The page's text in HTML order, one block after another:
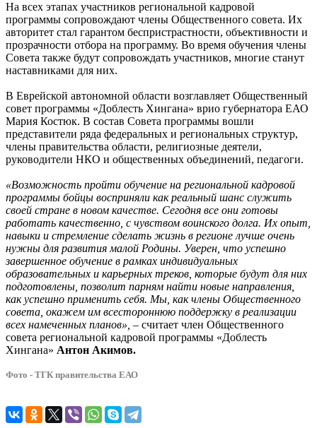
На всех этапах участников региональной кадровой
программы сопровождают члены Общественного совета. Их
авторитет стал гарантом беспристрастности, объективности и
прозрачности отбора на программу. Во время обучения члены
Совета также будут сопровождать участников, многие станут
наставниками для них.
В Еврейской автономной области возглавляет Общественный
совет программы «Доблесть Хингана» врио губернатора ЕАО
Мария Костюк. В состав Совета программы вошли
представители ряда федеральных и региональных структур,
члены правительства области, религиозные деятели,
руководители НКО и общественных объединений, педагоги.
«Возможность пройти обучение на региональной кадровой
программы бойцы восприняли как реальный шанс служить
своей стране в новом качестве. Сегодня все они готовы
работать качественно, с чувством воинского долга. Их опыт,
навыки и стремление сделать жизнь в регионе лучше очень
нужны для развития малой Родины. Уверен, что успешно
завершенное обучение в рамках индивидуальных
образовательных и карьерных треков, которые будут для них
подготовлены, позволит парням найти новые направления,
как успешно применить себя. Мы, как члены Общественного
совета, окажем им всестороннюю поддержку в реализации
всех намеченных планов», – считает член Общественного
совета региональной кадровой программы «Доблесть
Хингана» Антон Акимов.
Фото - ТГК правительства ЕАО